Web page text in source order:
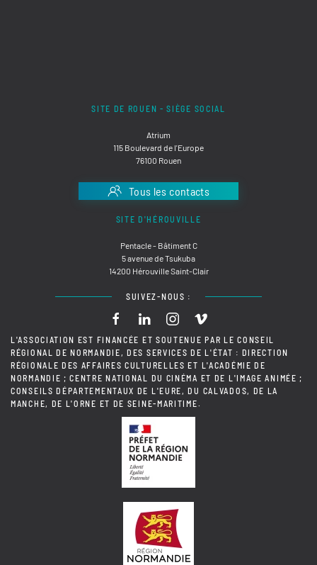
SITE DE ROUEN - SIÈGE SOCIAL
Atrium
115 Boulevard de l'Europe
76100 Rouen
Tous les contacts
SITE D'HÉROUVILLE
Pentacle - Bâtiment C
5 avenue de Tsukuba
14200 Hérouville Saint-Clair
SUIVEZ-NOUS :
L'ASSOCIATION EST FINANCÉE ET SOUTENUE PAR LE CONSEIL
RÉGIONAL DE NORMANDIE, DES SERVICES DE L'ÉTAT : DIRECTION
RÉGIONALE DES AFFAIRES CULTURELLES ET L'ACADÉMIE DE
NORMANDIE ; CENTRE NATIONAL DU CINÉMA ET DE L'IMAGE ANIMÉE ;
CONSEILS DÉPARTEMENTAUX DE L'EURE, DU CALVADOS, DE LA
MANCHE, DE L'ORNE ET DE SEINE-MARITIME.